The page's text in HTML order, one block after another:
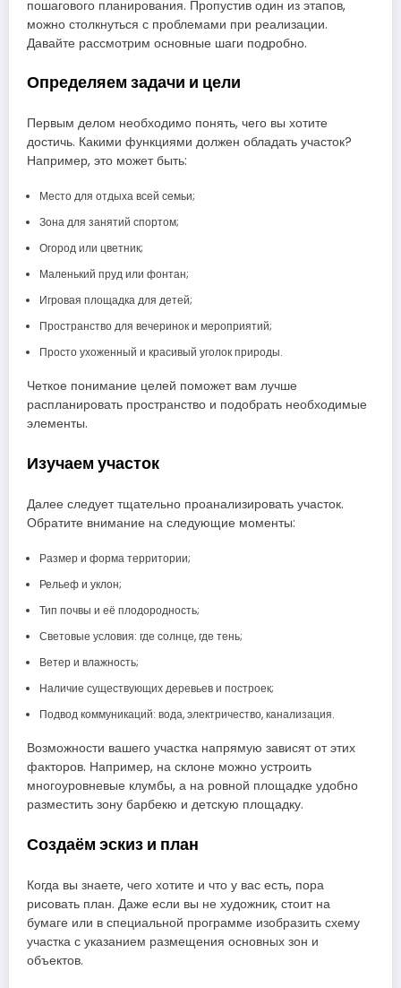
пошагового планирования. Пропустив один из этапов,
можно столкнуться с проблемами при реализации.
Давайте рассмотрим основные шаги подробно.
Определяем задачи и цели
Первым делом необходимо понять, чего вы хотите
достичь. Какими функциями должен обладать участок?
Например, это может быть:
Место для отдыха всей семьи;
Зона для занятий спортом;
Огород или цветник;
Маленький пруд или фонтан;
Игровая площадка для детей;
Пространство для вечеринок и мероприятий;
Просто ухоженный и красивый уголок природы.
Четкое понимание целей поможет вам лучше
распланировать пространство и подобрать необходимые
элементы.
Изучаем участок
Далее следует тщательно проанализировать участок.
Обратите внимание на следующие моменты:
Размер и форма территории;
Рельеф и уклон;
Тип почвы и её плодородность;
Световые условия: где солнце, где тень;
Ветер и влажность;
Наличие существующих деревьев и построек;
Подвод коммуникаций: вода, электричество, канализация.
Возможности вашего участка напрямую зависят от этих
факторов. Например, на склоне можно устроить
многоуровневые клумбы, а на ровной площадке удобно
разместить зону барбекю и детскую площадку.
Создаём эскиз и план
Когда вы знаете, чего хотите и что у вас есть, пора
рисовать план. Даже если вы не художник, стоит на
бумаге или в специальной программе изобразить схему
участка с указанием размещения основных зон и
объектов.